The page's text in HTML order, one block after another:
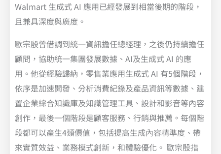
Walmart 生成式 AI 應用已經發展到相當後期的階段，
且兼具深度與廣度。
歐宗殷曾借調到統一資訊擔任總經理，之後仍持續擔任
顧問，協助統一集團發展數據、AI及生成式 AI 的應
用。他從經驗歸納，零售業應用生成式 AI 有5個階段，
依序是加速開發、分析消費紀錄及產品資訊等數據、建
置企業綜合知識庫及知識管理工具、設計和影音等內容
創作，最後一個階段是顧客服務、行銷與推薦。每個階
段都可以產生4類價值，包括提高生成內容精準度、帶
來實質效益、業務模式創新，和體驗優化。 歐宗殷指